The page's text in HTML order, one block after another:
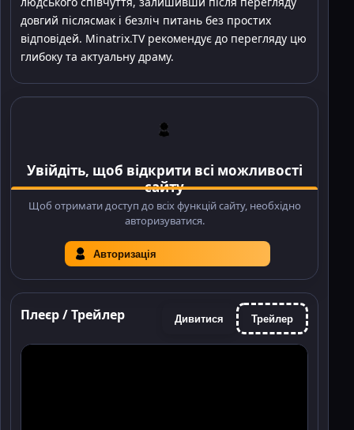
довгий післясмак і безліч питань без простих
відповідей. Minatrix.TV рекомендує до перегляду цю
глибоку та актуальну драму.
Увійдіть, щоб відкрити всі можливості
сайту
Щоб отримати доступ до всіх функцій сайту, необхідно
авторизуватися.
Авторизація
Плеєр / Трейлер Дивитися Трейлер